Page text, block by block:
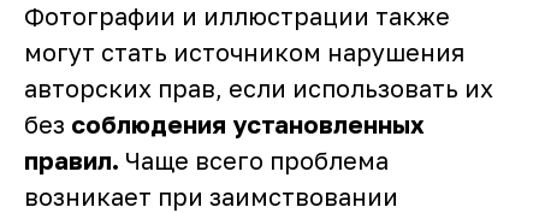
Фотографии и иллюстрации также
могут стать источником нарушения
авторских прав, если использовать их
без соблюдения установленных
правил. Чаще всего проблема
возникает при заимствовании